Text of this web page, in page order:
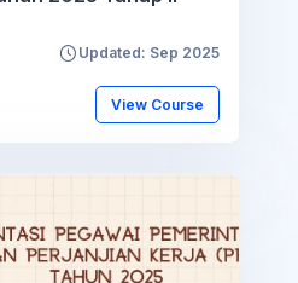
Updated: Sep 2025
View Course